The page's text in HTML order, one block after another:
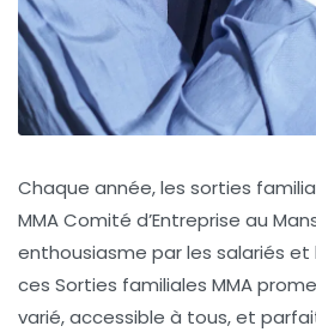
Chaque année, les sorties
MMA Comité d’Entreprise au
enthousiasme par les salariés et
ces Sorties familiales MMA
varié, accessible à tous, et